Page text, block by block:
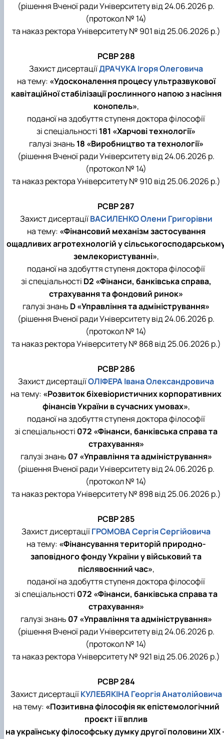
(рішення Вченої ради Університету від 24.06.2026 р.
(протокол № 14)
та наказ ректора Університету № 901 від 25.06.2026 р.)
РСВР 288
Захист дисертаціїДРАЧУКА Ігоря Олеговича
на тему: «Удосконалення процесу ультразвукової
кавітаційної стабілізації рослинного напою з насіння
конопель»,
поданої на здобуття ступеня доктора філософії
зі спеціальності 181 «Харчові технології»
галузі знань 18 «Виробництво та технології»
(рішення Вченої ради Університету від 24.06.2026 р.
(протокол № 14)
та наказ ректора Університету № 910 від 25.06.2026 р.)
РСВР 287
Захист дисертаціїВАСИЛЕНКО Олени Григорівни
на тему: «Фінансовий механізм застосування
ощадливих агротехнологій у
землекористуванні»,
поданої на здобуття ступеня доктора філософії
зі спеціальності D2 «Фінанси, банківська справа,
страхування та фондовий ринок»
галузі знань D «Управління та адміністрування»
(рішення Вченої ради Університету від 24.06.2026 р.
(протокол № 14)
та наказ ректора Університету № 868 від 25.06.2026 р.)
РСВР 286
Захист дисертаціїОЛІФЕРА Івана Олександровича
на тему: «Розвиток біхевіористичних корпоративних
фінансів України в сучасних умовах»,
поданої на здобуття ступеня доктора філософії
зі спеціальності 072 «Фінанси, банківська справа та
страхування»
галузі знань 07 «Управління та адміністрування»
(рішення Вченої ради Університету від 24.06.2026 р.
(протокол № 14)
та наказ ректора Університету № 898 від 25.06.2026 р.)
РСВР 285
Захист дисертаціїГРОМОВА Сергія Сергійовича
на тему: «Фінансування територій природно-
заповідного фонду України у військовий та
післявоєнний час»,
поданої на здобуття ступеня доктора філософії
зі спеціальності 072 «Фінанси, банківська справа та
страхування»
галузі знань 07 «Управління та адміністрування»
(рішення Вченої ради Університету від 24.06.2026 р.
(протокол № 14)
та наказ ректора Університету № 921 від 25.06.2026 р.)
РСВР 284
Захист дисертаціїКУЛЕБЯКІНА Георгія Анатолійовича
на тему: «Позитивна філософія як епістемологічний
проєкт і її вплив
на українську філософську думку другої половини XIX